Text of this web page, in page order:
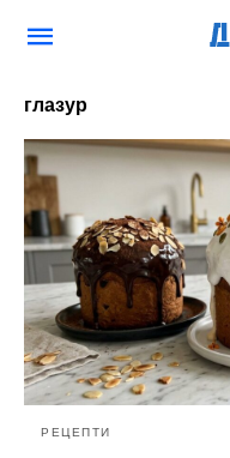
глазур
РЕЦЕПТИ